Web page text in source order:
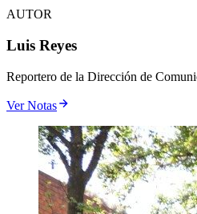
AUTOR
Luis Reyes
Reportero de la Dirección de
Ver Notas